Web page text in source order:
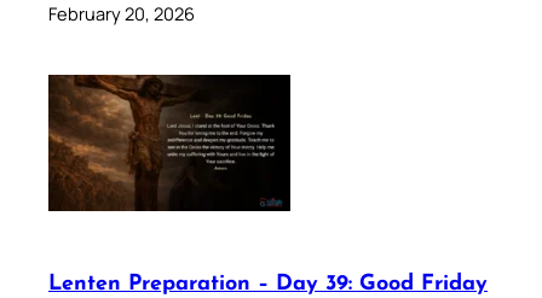
February 20, 2026
Lenten Preparation – Day 39: Good Friday